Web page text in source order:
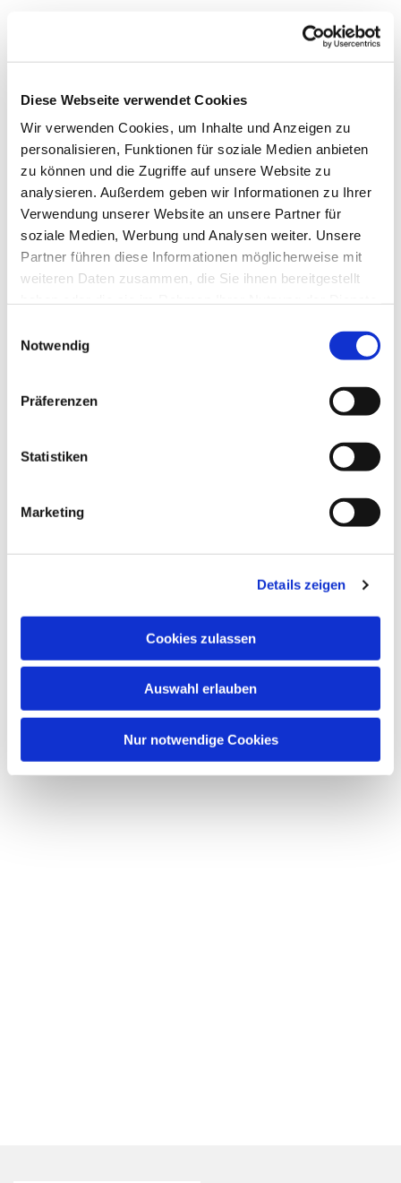
Diese Webseite verwendet Cookies
Wir verwenden Cookies, um Inhalte und Anzeigen zu
personalisieren, Funktionen für soziale Medien anbieten
zu können und die Zugriffe auf unsere Website zu
analysieren. Außerdem geben wir Informationen zu Ihrer
Verwendung unserer Website an unsere Partner für
soziale Medien, Werbung und Analysen weiter. Unsere
Partner führen diese Informationen möglicherweise mit
weiteren Daten zusammen, die Sie ihnen bereitgestellt
Notwendig
Präferenzen
Statistiken
Marketing
Details zeigen
Cookies zulassen
Auswahl erlauben
Nur notwendige Cookies
Der ABENDGOTTESDIENST ist ein neues Gottesdienst-
Format in unserer Gemeinde, und monatlich in einer
Was Euch und Sie in der Lutherkirche erwartet:
Ein stimmungsvoller Gottesdienst in neuer Form, mit
MUSIK von unserer Gemeindeband Katharina und
anschließender Begegnung bei einem kleinen Imbiss
Herzliche Einladung!
Dies könnte Sie auch interessieren